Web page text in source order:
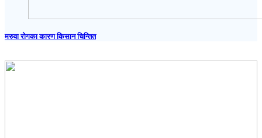
मरुवा रोगका कारण किसान चिन्तित